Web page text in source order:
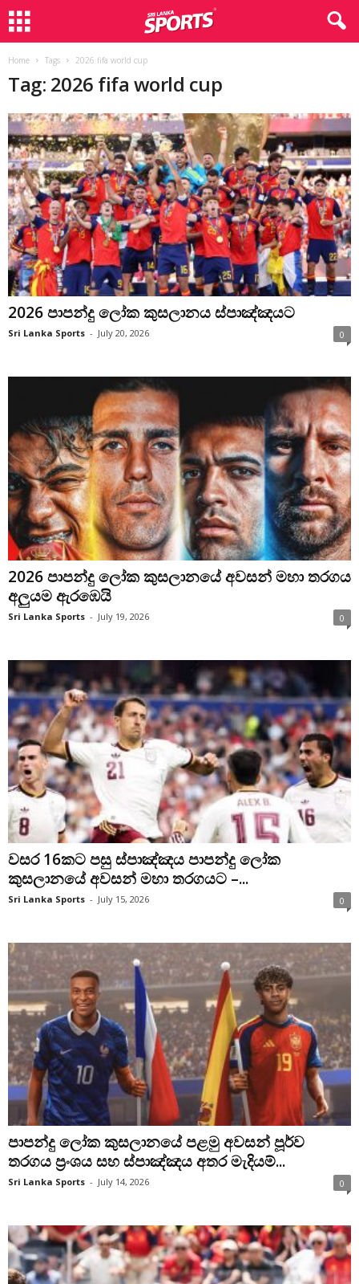
Home Tags 2026 fifa world cup
Tag: 2026 fifa world cup
2026 පාපන්දු ලෝක කුසලානය ස්පාඤ්ඤයට
Sri Lanka Sports - July 20, 2026 0
2026 පාපන්දු ලෝක කුසලානයේ අවසන් මහා තරගය
අලුයම ඇරඹෙයි
Sri Lanka Sports - July 19, 2026 0
වසර 16කට පසු ස්පාඤ්ඤය පාපන්දු ලෝක
කුසලානයේ අවසන් මහා තරගයට –...
Sri Lanka Sports - July 15, 2026 0
පාපන්දු ලෝක කුසලානයේ පළමු අවසන් පූර්ව
තරගය ප්‍රංශය සහ ස්පාඤ්ඤය අතර මැදියම්...
Sri Lanka Sports - July 14, 2026 0